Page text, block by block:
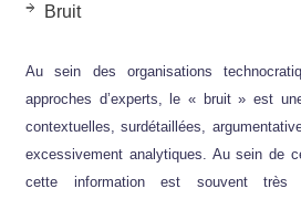
Bruit
Au sein des organisations
approches d’experts, le « bruit » est
contextuelles, surdétaillées,
excessivement analytiques. Au sein de
cette information est souvent très